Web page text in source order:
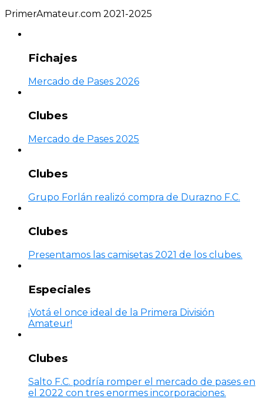
PrimerAmateur.com 2021-2025
Fichajes
Mercado de Pases 2026
Clubes
Mercado de Pases 2025
Clubes
Grupo Forlán realizó compra de Durazno F.C.
Clubes
Presentamos las camisetas 2021 de los clubes.
Especiales
¡Votá el once ideal de la Primera División
Amateur!
Clubes
Salto F.C. podría romper el mercado de pases en
el 2022 con tres enormes incorporaciones.